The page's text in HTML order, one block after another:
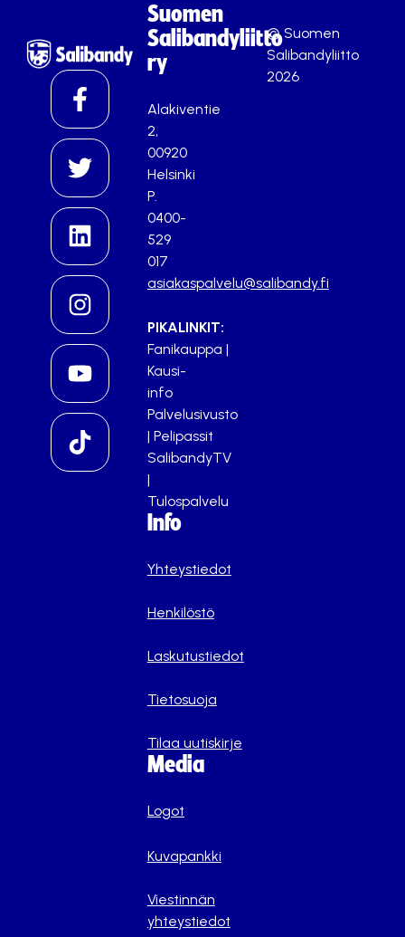
Suomen
Salibandyliitto
ry
Alakiventie
2,
00920
Helsinki
P.
0400-
529
017
asiakaspalvelu@salibandy.fi
PIKALINKIT:
Fanikauppa |
Kausi-
info
Palvelusivusto
| Pelipassit
SalibandyTV
|
Tulospalvelu
Info
Yhteystiedot
Henkilöstö
Laskutustiedot
Tietosuoja
Tilaa uutiskirje
Media
Logot
Kuvapankki
Viestinnän
yhteystiedot
© Suomen
Salibandyliitto
2026